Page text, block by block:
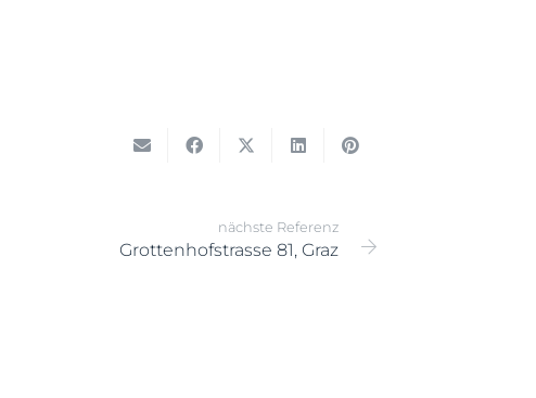
nächste Referenz
Grottenhofstrasse 81, Graz